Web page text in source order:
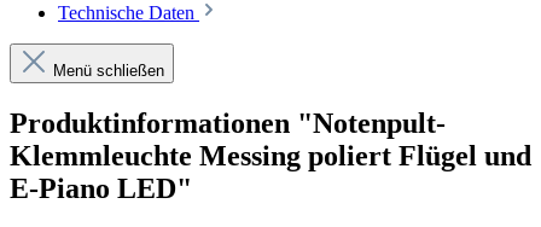
Technische Daten
Menü schließen
Produktinformationen "Notenpult-
Klemmleuchte Messing poliert Flügel und
E-Piano LED"